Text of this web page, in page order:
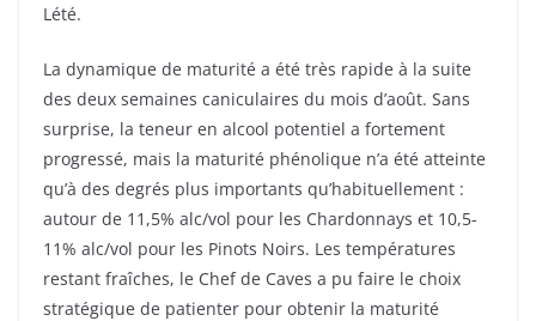
Lété.
La dynamique de maturité a été très rapide à la suite
des deux semaines caniculaires du mois d’août. Sans
surprise, la teneur en alcool potentiel a fortement
progressé, mais la maturité phénolique n’a été atteinte
qu’à des degrés plus importants qu’habituellement :
autour de 11,5% alc/vol pour les Chardonnays et 10,5-
11% alc/vol pour les Pinots Noirs. Les températures
restant fraîches, le Chef de Caves a pu faire le choix
stratégique de patienter pour obtenir la maturité